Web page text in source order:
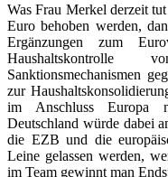
Was Frau Merkel derzeit
Euro behoben werden,
Ergänzungen zum
Haushaltskontrolle
Sanktionsmechanismen
zur
im Anschluss Europa
Deutschland würde dabei
die EZB und die
Leine gelassen werden,
im Team gewinnt man